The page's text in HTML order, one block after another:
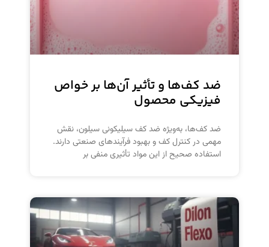
ضد کف‌ها و تأثیر آن‌ها بر خواص
فیزیکی محصول
ضد کف‌ها، به‌ویژه ضد کف سیلیکونی سیلون، نقش
مهمی در کنترل کف و بهبود فرآیندهای صنعتی دارند.
استفاده صحیح از این مواد تأثیری منفی بر